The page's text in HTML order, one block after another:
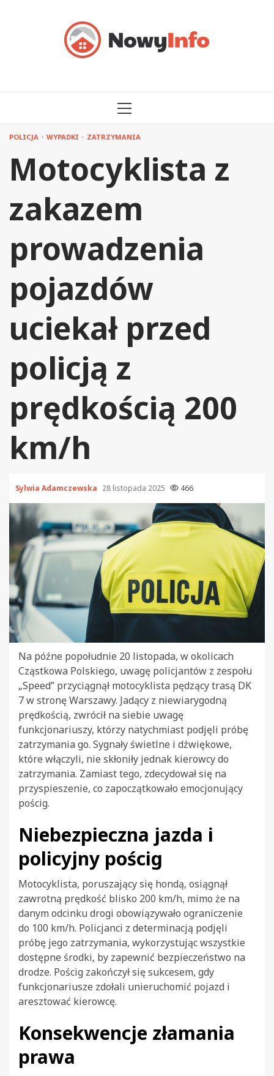
MENU
POLICJA WYPADKI ZATRZYMANIA
Motocyklista z
zakazem
prowadzenia
pojazdów
uciekał przed
policją z
prędkością 200
km/h
Sylwia Adamczewska 28 listopada 2025 466
Na późne popołudnie 20 listopada, w okolicach
Cząstkowa Polskiego, uwagę policjantów z zespołu
„Speed” przyciągnął motocyklista pędzący trasą DK
7 w stronę Warszawy. Jadący z niewiarygodną
prędkością, zwrócił na siebie uwagę
funkcjonariuszy, którzy natychmiast podjęli próbę
zatrzymania go. Sygnały świetlne i dźwiękowe,
które włączyli, nie skłoniły jednak kierowcy do
zatrzymania. Zamiast tego, zdecydował się na
przyspieszenie, co zapoczątkowało emocjonujący
pościg.
Niebezpieczna jazda i
policyjny pościg
Motocyklista, poruszający się hondą, osiągnął
zawrotną prędkość blisko 200 km/h, mimo że na
danym odcinku drogi obowiązywało ograniczenie
do 100 km/h. Policjanci z determinacją podjęli
próbę jego zatrzymania, wykorzystując wszystkie
dostępne środki, by zapewnić bezpieczeństwo na
drodze. Pościg zakończył się sukcesem, gdy
funkcjonariusze zdołali unieruchomić pojazd i
aresztować kierowcę.
Konsekwencje złamania
prawa